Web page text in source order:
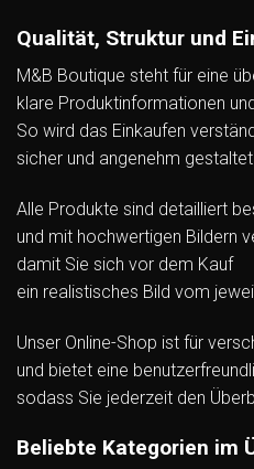
Qualität, Struktur und
M&B Boutique steht für eine
klare Produktinformationen
So wird das Einkaufen
sicher und angenehm
Alle Produkte sind detailliert
und mit hochwertigen Bildern
damit Sie sich vor dem Kauf
ein realistisches Bild vom
Unser Online-Shop ist für
und bietet eine
sodass Sie jederzeit den
Beliebte Kategorien im